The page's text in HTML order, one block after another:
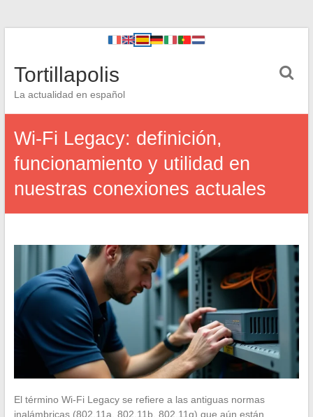
Tortillapolis
La actualidad en español
Wi-Fi Legacy: definición,
funcionamiento y utilidad en
nuestras conexiones actuales
El término Wi-Fi Legacy se refiere a las antiguas normas
inalámbricas (802.11a, 802.11b, 802.11g) que aún están